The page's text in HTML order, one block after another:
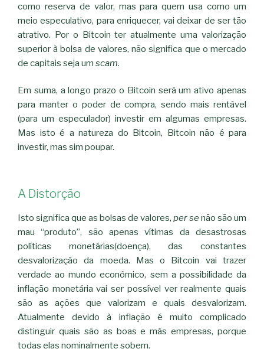
como reserva de valor, mas para quem usa como um
meio especulativo, para enriquecer, vai deixar de ser tão
atrativo. Por o Bitcoin ter atualmente uma valorização
superior à bolsa de valores, não significa que o mercado
de capitais seja um scam.
Em suma, a longo prazo o Bitcoin será um ativo apenas
para manter o poder de compra, sendo mais rentável
(para um especulador) investir em algumas empresas.
Mas isto é a natureza do Bitcoin, Bitcoin não é para
investir, mas sim poupar.
A Distorção
Isto significa que as bolsas de valores, per senão são um
mau “produto”, são apenas vítimas da desastrosas
políticas monetárias(doença), das constantes
desvalorização da moeda. Mas o Bitcoin vai trazer
verdade ao mundo económico, sem a possibilidade da
inflação monetária vai ser possível ver realmente quais
são as ações que valorizam e quais desvalorizam.
Atualmente devido à inflação é muito complicado
distinguir quais são as boas e más empresas, porque
todas elas nominalmente sobem.